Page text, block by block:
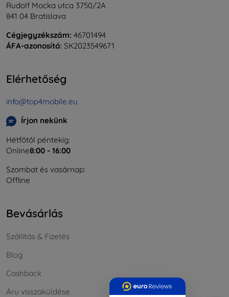
Rudolf Mocka utca 3750/2A
841 04 Bratislava
Cégjegyzékszám: 46701494
ÁFA-azonosító: SK2023549671
Elérhetőség
info@top4mobile.eu
Írjon nekünk
Hétfőtől péntekig:
Online8:00 - 16:00
Szombat és vasárnap:
Offline
Bevásárlás
Szállítás & Fizetés
Blog
Cashback
Áru visszaküldése